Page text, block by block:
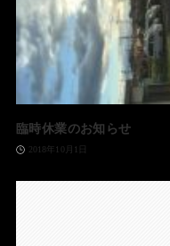
臨時休業のお知らせ
2018年10月1日